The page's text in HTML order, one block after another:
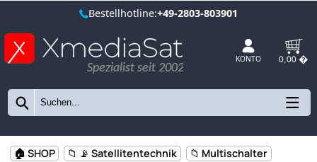
Bestellhotline:+49-2803-803901
Spezialist seit 2002